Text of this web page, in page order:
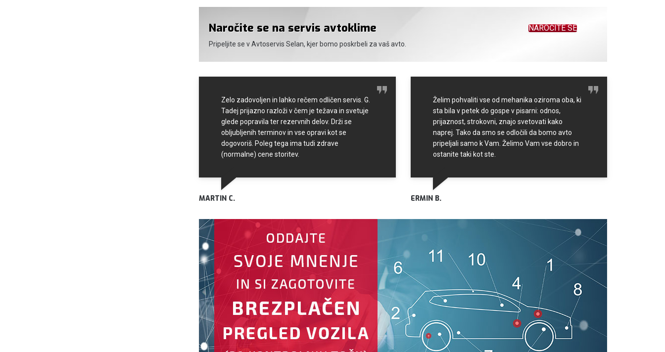
Naročite se na servis avtoklime
Pripeljite se v Avtoservis Selan, kjer bomo poskrbeli za vaš avto.
NAROČITE SE
Zelo zadovoljen in lahko rečem odličen servis. G.
Tadej prijazno razloži v čem je težava in svetuje
glede popravila ter rezervnih delov. Drži se
obljubljenih terminov in vse opravi kot se
dogovoriš. Poleg tega ima tudi zdrave
(normalne) cene storitev.
MARTIN C.
Želim pohvaliti vse od mehanika oziroma oba, ki
sta bila v petek do gospe v pisarni: odnos,
prijaznost, strokovni, znajo svetovati kako
naprej. Tako da smo se odločili da bomo avto
pripeljali samo k Vam. Želimo Vam vse dobro in
ostanite taki kot ste.
ERMIN B.